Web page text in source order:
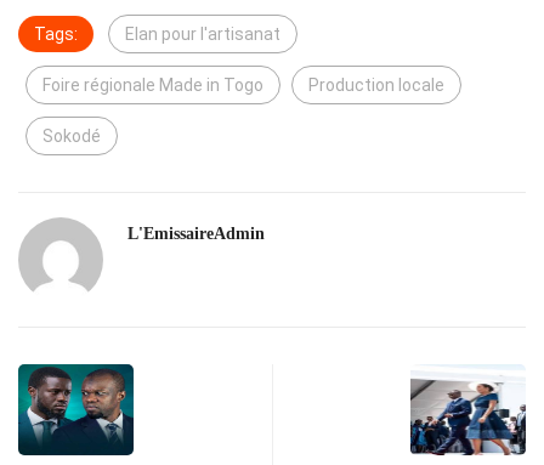
Tags: Elan pour l'artisanat
Foire régionale Made in Togo Production locale
Sokodé
L'EmissaireAdmin